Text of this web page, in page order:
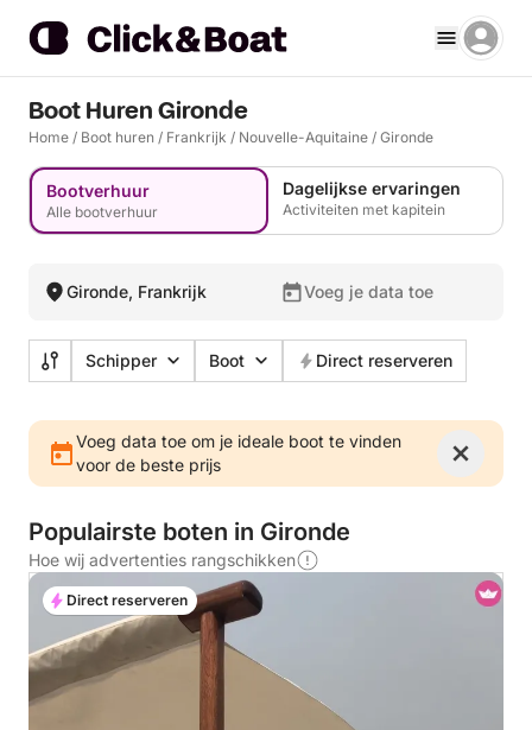
Boot Huren Gironde
Home / Boot huren / Frankrijk / Nouvelle-Aquitaine / Gironde
Bootverhuur
Alle bootverhuur
Dagelijkse ervaringen
Activiteiten met kapitein
Gironde, Frankrijk Voeg je data toe
Schipper Boot Direct reserveren
Voeg data toe om je ideale boot te vinden
voor de beste prijs
Populairste boten in Gironde
Hoe wij advertenties rangschikken
Direct reserveren